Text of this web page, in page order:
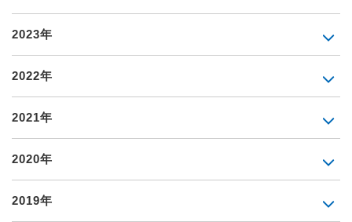
2023年
2022年
2021年
2020年
2019年